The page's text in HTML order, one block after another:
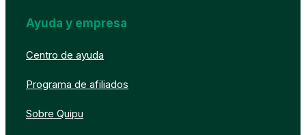
Ayuda y empresa
Centro de ayuda
Programa de afiliados
Sobre Quipu